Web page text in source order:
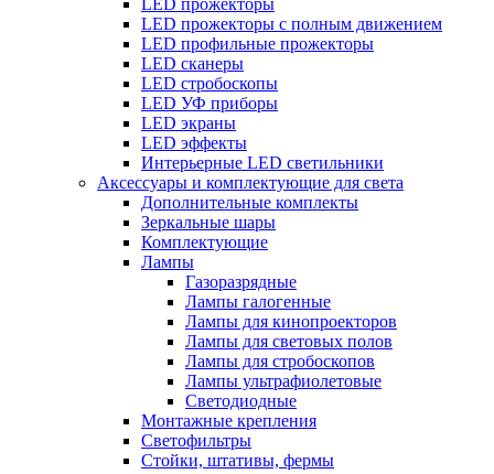
LED прожекторы
LED прожекторы с полным движением
LED профильные прожекторы
LED сканеры
LED стробоскопы
LED УФ приборы
LED экраны
LED эффекты
Интерьерные LED светильники
Аксессуары и комплектующие для света
Дополнительные комплекты
Зеркальные шары
Комплектующие
Лампы
Газоразрядные
Лампы галогенные
Лампы для кинопроекторов
Лампы для световых полов
Лампы для стробоскопов
Лампы ультрафиолетовые
Светодиодные
Монтажные крепления
Светофильтры
Стойки, штативы, фермы